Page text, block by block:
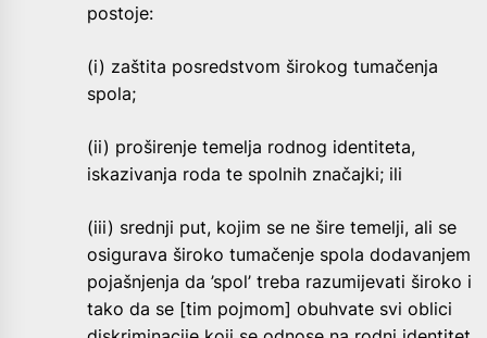
postoje:
(i) zaštita posredstvom širokog tumačenja
spola;
(ii) proširenje temelja rodnog identiteta,
iskazivanja roda te spolnih značajki; ili
(iii) srednji put, kojim se ne šire temelji, ali se
osigurava široko tumačenje spola dodavanjem
pojašnjenja da ’spol’ treba razumijevati široko i
tako da se [tim pojmom] obuhvate svi oblici